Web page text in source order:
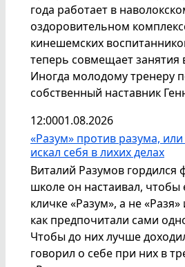
года работает в
оздоровительном
кинешемских
теперь совмещает занятия
Иногда молодому тренеру
собственный наставник
12:0001.08.2026
«Разум» против разума,
искал себя в лихих делах
Виталий Разумов гордился
школе он настаивал, чтобы
кличке «Разум», а не «Разя»
как предпочитали сами
Чтобы до них лучше
говорил о себе при них в